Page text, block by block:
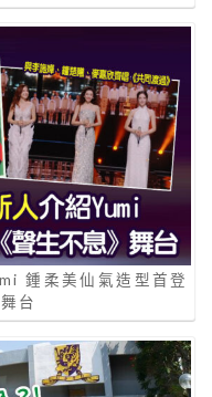
鍾柔美仙氣造型首登
台